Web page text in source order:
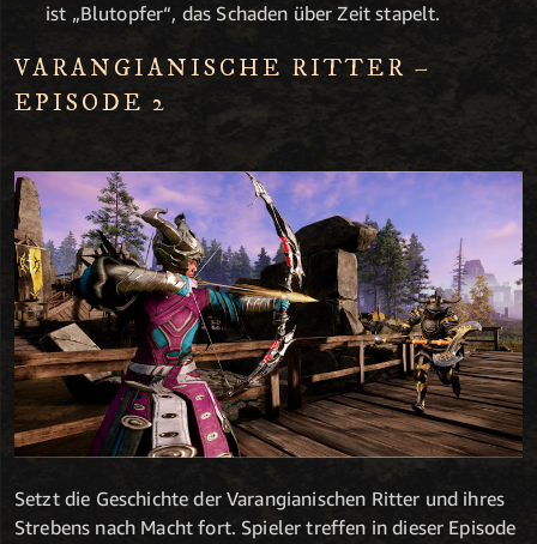
ist „Blutopfer“, das Schaden über Zeit stapelt.
VARANGIANISCHE RITTER –
EPISODE 2
Setzt die Geschichte der Varangianischen Ritter und ihres
Strebens nach Macht fort. Spieler treffen in dieser Episode